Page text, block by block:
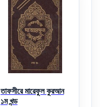
তাফসীরে মারেফুল কুরআন
১ম খন্ড